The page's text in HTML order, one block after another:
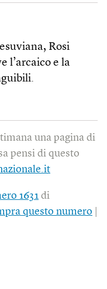
Rosi
l’arcaico e la
una pagina di
pensi di questo
1631 di
questo numero